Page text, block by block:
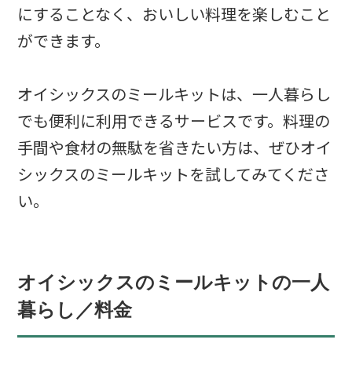
にすることなく、おいしい料理を楽しむこと
ができます。
オイシックスのミールキットは、一人暮らし
でも便利に利用できるサービスです。料理の
手間や食材の無駄を省きたい方は、ぜひオイ
シックスのミールキットを試してみてくださ
い。
オイシックスのミールキットの一人
暮らし／料金